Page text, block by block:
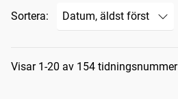
Sortera:
Sökresultat
Visar 1-20 av 154 tidningsnummer